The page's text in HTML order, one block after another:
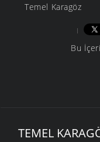
Temel Karagöz
Bu
TEMEL